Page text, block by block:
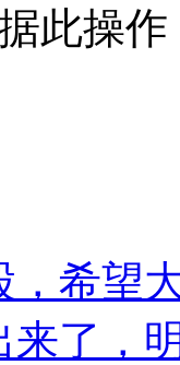
此操
，希望
了，